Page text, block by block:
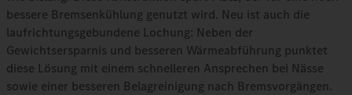
bessere Bremsenkühlung genutzt wird. Neu ist auch die
laufrichtungsgebundene Lochung: Neben der
Gewichtsersparnis und besseren Wärmeabführung punktet
diese Lösung mit einem schnelleren Ansprechen bei Nässe
sowie einer besseren Belagreinigung nach Bremsvorgängen.